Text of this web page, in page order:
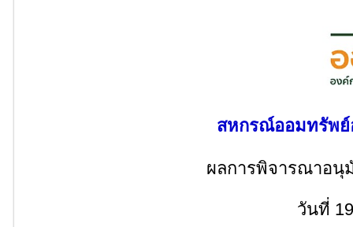
สหกรณ์ออมทรัพย์
ผลการพิจารณาอนุ
วันที่